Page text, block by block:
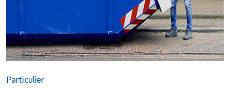
Particulier